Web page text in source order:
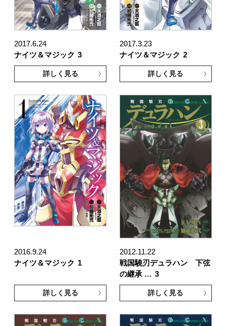
2017.6.24
ナイツ＆マジック 3
詳しく見る
2017.3.23
ナイツ＆マジック 2
詳しく見る
2016.9.24
ナイツ＆マジック 1
詳しく見る
2012.11.22
戦国驍刃デュラハン 下弦
の継承 … 3
詳しく見る